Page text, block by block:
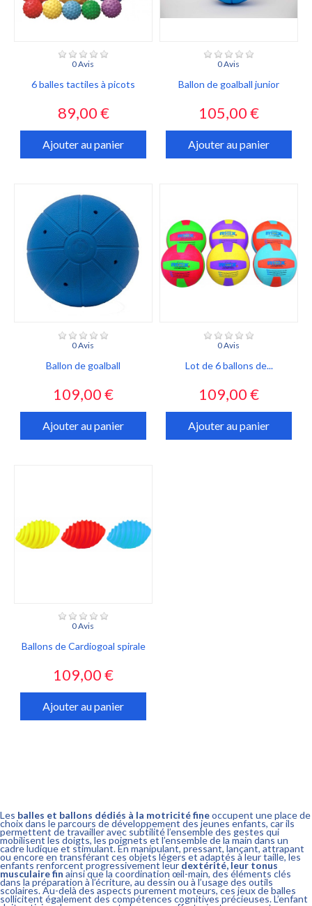
0 Avis
6 balles tactiles à picots
Prix
89,00 €
Ajouter au panier
0 Avis
Ballon de goalball junior
Prix
105,00 €
Ajouter au panier
0 Avis
Ballon de goalball
Prix
109,00 €
Ajouter au panier
0 Avis
Lot de 6 ballons de...
Prix
109,00 €
Ajouter au panier
0 Avis
Ballons de Cardiogoal spirale
Prix
109,00 €
Ajouter au panier
Les balles et ballons dédiés à la motricité fineoccupent une place de
choix dans le parcours de développement des jeunes enfants, car ils
permettent de travailler avec subtilité l’ensemble des gestes qui
mobilisent les doigts, les poignets et l’ensemble de la main dans un
cadre ludique et stimulant. En manipulant, pressant, lançant, attrapant
ou encore en transférant ces objets légers et adaptés à leur taille, les
enfants renforcent progressivement leur dextérité, leur tonus
musculaire fin ainsi que la coordination œil-main, des éléments clés
dans la préparation à l’écriture, au dessin ou à l’usage des outils
scolaires. Au-delà des aspects purement moteurs, ces jeux de balles
sollicitent également des compétences cognitives précieuses. L’enfant